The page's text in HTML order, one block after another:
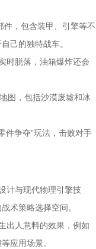
，包含装甲、引擎等不
己的独特战车。
时脱落，油箱爆炸还会
图，包括沙漠废墟和冰
件争夺”玩法，击败对手
计与现代物理引擎技
术策略选择空间。
出人意料的效果，例如
应用场景。